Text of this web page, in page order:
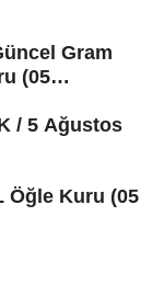
Gram
(05
/ 5 Ağustos
Öğle Kuru (05